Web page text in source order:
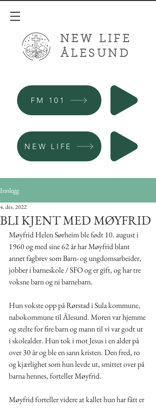
NEW LIFE
ÅLESUND
FM 101
NEW LIFE
Innlegg
BLI KJENT MED MØYFRID
4. des. 2022
Møyfrid Helen Sørheim ble født 10. august i
1960 og med sine 62 år har Møyfrid blant
annet fagbrev som Barn- og ungdomsarbeider,
jobber i barneskole / SFO og er gift, og har tre
voksne barn og ni barnebarn.
Hun vokste opp på Rørstad i Sula kommune,
nabokommune til Ålesund. Moren var hjemme
og stelte for fire barn og mann til vi var godt ut
i skolealder. Hun tok i mot Jesus i en alder på
over 30 år og ble en sann kristen. Den fred, ro
og kjærlighet som hun levde ut, smittet over på
barna hennes, forteller Møyfrid.
Møyfrid forteller videre at kallet hun har fått er